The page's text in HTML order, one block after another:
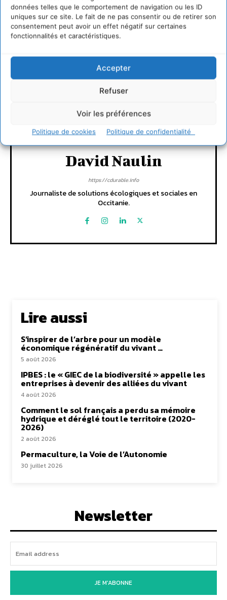
données telles que le comportement de navigation ou les ID
uniques sur ce site. Le fait de ne pas consentir ou de retirer son
consentement peut avoir un effet négatif sur certaines
fonctionnalités et caractéristiques.
Accepter
Refuser
Voir les préférences
Politique de cookies Politique de confidentialité
LAISSER UN COMMENTAIRE
CONNECTER POUR LAISSER UN COMMENTAIRE
David Naulin
https://cdurable.info
Journaliste de solutions écologiques et sociales en
Occitanie.
Lire aussi
S’inspirer de l’arbre pour un modèle
économique régénératif du vivant …
5 août 2026
IPBES : le « GIEC de la biodiversité » appelle les
entreprises à devenir des alliées du vivant
4 août 2026
Comment le sol français a perdu sa mémoire
hydrique et déréglé tout le territoire (2020-
2026)
2 août 2026
Permaculture, la Voie de l’Autonomie
30 juillet 2026
Newsletter
JE M'ABONNE